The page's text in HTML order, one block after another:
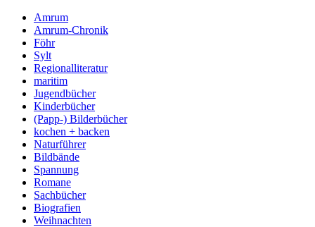
Amrum
Amrum-Chronik
Föhr
Sylt
Regionalliteratur
maritim
Jugendbücher
Kinderbücher
(Papp-) Bilderbücher
kochen + backen
Naturführer
Bildbände
Spannung
Romane
Sachbücher
Biografien
Weihnachten